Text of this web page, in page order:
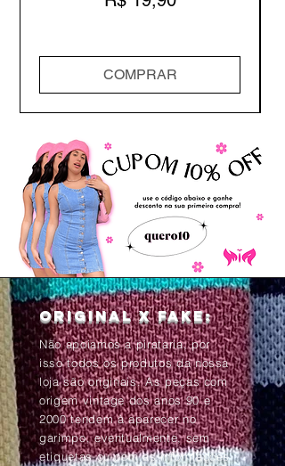
COMPRAR
Original x Fake:
Não apoiamos a pirataria, por
isso todos os produtos da nossa
loja são originais. As peças com
origem vintage dos anos 90 e
2000 tendem à aparecer no
garimpo, eventualmente, sem
etiquetas ou com as informações